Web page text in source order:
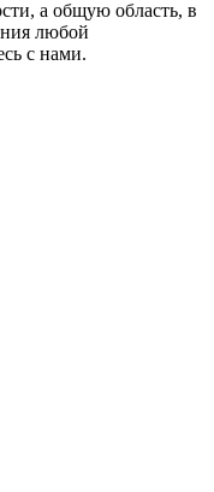
а общую область, в
любой
с нами.